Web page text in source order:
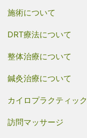
施術について
DRT療法について
整体治療について
鍼灸治療について
カイロプラクティック
訪問マッサージ